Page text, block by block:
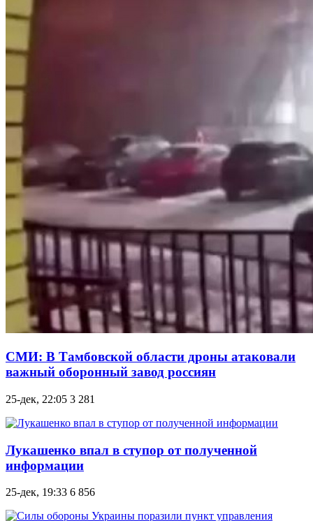
СМИ: В Тамбовской области дроны атаковали
важный оборонный завод россиян
25-дек, 22:05 3 281
Лукашенко впал в ступор от полученной
информации
25-дек, 19:33 6 856